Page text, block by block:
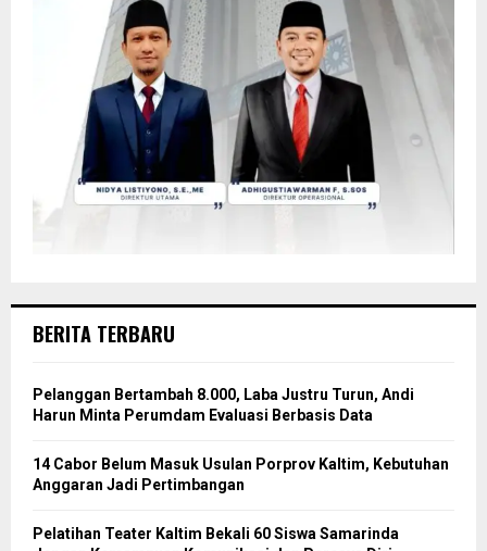
BERITA TERBARU
Pelanggan Bertambah 8.000, Laba Justru Turun, Andi
Harun Minta Perumdam Evaluasi Berbasis Data
14 Cabor Belum Masuk Usulan Porprov Kaltim, Kebutuhan
Anggaran Jadi Pertimbangan
Pelatihan Teater Kaltim Bekali 60 Siswa Samarinda